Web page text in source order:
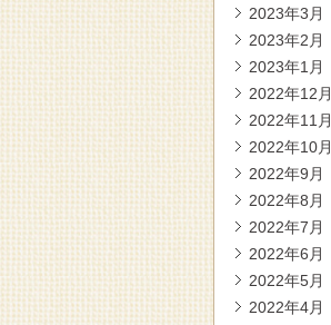
2023年3月
2023年2月
2023年1月
2022年12月
2022年11月
2022年10月
2022年9月
2022年8月
2022年7月
2022年6月
2022年5月
2022年4月